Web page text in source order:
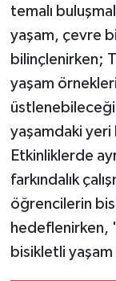
temalı
yaşam, çevre
bilinçlenirken;
yaşam
yaşamdaki yeri
Etkinliklerde
farkındalık
öğrencilerin
hedeflenirken,
bisikletli